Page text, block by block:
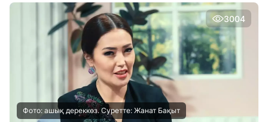
3004
Фото: ашық дереккөз. Суретте: Жанат Бақыт